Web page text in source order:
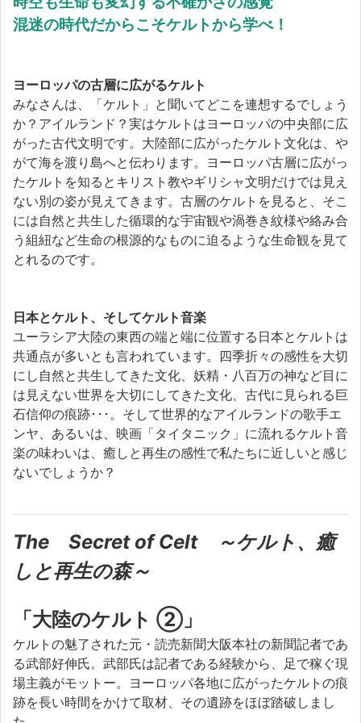
混迷の時代だからこそケルトから学べ！
ヨーロッパの古層に広がるケルト
みなさんは、「ケルト」と聞いてどこを連想するでしょう
か？アイルランド？実はケルトはヨーロッパの中央部に広
がった古代文明です。大陸部に広がったケルト文化は、や
がて海を渡り島へと伝わります。ヨーロッパ古層に広がっ
たケルトを知るとキリスト教やギリシャ文明だけでは見え
ない別の姿が見えてきます。古層のケルトを見ると、そこ
には自然と共生した循環的な宇宙観や渦巻き紋様や絡み合
う組紐など生命の根源的なものに迫るような生命観を見て
とれるのです。
日本とケルト、そしてケルト音楽
ユーラシア大陸の東西の端と端に位置する日本とケルトは
共通点が多いとも言われています。四季折々の感性を大切
にし自然と共生してきた文化、妖精・八百万の神など目に
は見えない世界を大切にしてきた文化、古代に見られる巨
石信仰の痕跡･･･。そして世界的なアイルランドの歌手エ
ンヤ、あるいは、映画「タイタニック」に流れるケルト音
楽の味わいは、癒しと再生の感性で私たちに近しいと感じ
ないでしょうか？
The Secret of Celt ～ケルト、癒
しと再生の森～
「大陸のケルト ②」
ケルトの魅了された元・読売新聞大阪本社の新聞記者であ
る武部好伸氏。武部氏は記者である経験から、足で稼ぐ現
場主義がモットー。ヨーロッパ各地に広がったケルトの痕
跡を長い時間をかけて取材、その遺跡をほぼ踏破しまし